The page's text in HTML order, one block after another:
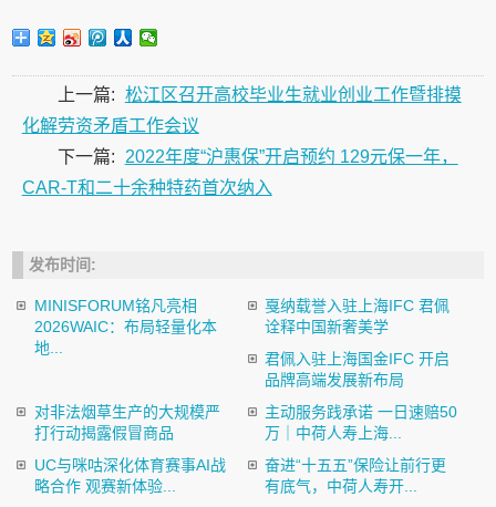
上一篇: 松江区召开高校毕业生就业创业工作暨排摸
化解劳资矛盾工作会议
下一篇:
2022年度“沪惠保”开启预约 129元保一年，
CAR-T和二十余种特药首次纳入
发布时间:
MINISFORUM铭凡亮相
2026WAIC：布局轻量化本
地...
戛纳载誉入驻上海IFC 君佩
诠释中国新奢美学
君佩入驻上海国金IFC 开启
品牌高端发展新布局
对非法烟草生产的大规模严
打行动揭露假冒商品
主动服务践承诺 一日速赔50
万｜中荷人寿上海...
UC与咪咕深化体育赛事AI战
略合作 观赛新体验...
奋进“十五五”保险让前行更
有底气，中荷人寿开...